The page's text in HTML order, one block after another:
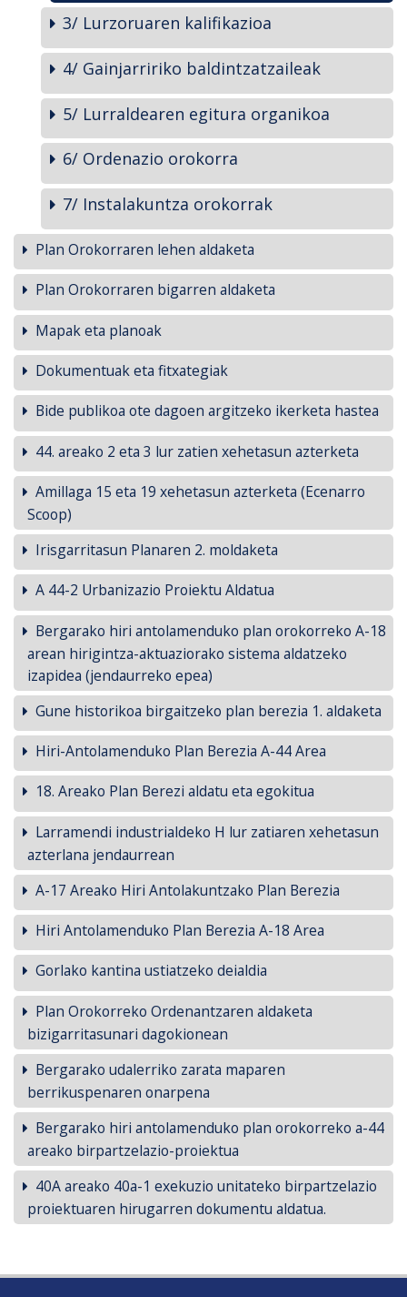
3/ Lurzoruaren kalifikazioa
4/ Gainjarririko baldintzatzaileak
5/ Lurraldearen egitura organikoa
6/ Ordenazio orokorra
7/ Instalakuntza orokorrak
Plan Orokorraren lehen aldaketa
Plan Orokorraren bigarren aldaketa
Mapak eta planoak
Dokumentuak eta fitxategiak
Bide publikoa ote dagoen argitzeko ikerketa hastea
44. areako 2 eta 3 lur zatien xehetasun azterketa
Amillaga 15 eta 19 xehetasun azterketa (Ecenarro
Scoop)
Irisgarritasun Planaren 2. moldaketa
A 44-2 Urbanizazio Proiektu Aldatua
Bergarako hiri antolamenduko plan orokorreko A-18
arean hirigintza-aktuaziorako sistema aldatzeko
izapidea (jendaurreko epea)
Gune historikoa birgaitzeko plan berezia 1. aldaketa
Hiri-Antolamenduko Plan Berezia A-44 Area
18. Areako Plan Berezi aldatu eta egokitua
Larramendi industrialdeko H lur zatiaren xehetasun
azterlana jendaurrean
A-17 Areako Hiri Antolakuntzako Plan Berezia
Hiri Antolamenduko Plan Berezia A-18 Area
Gorlako kantina ustiatzeko deialdia
Plan Orokorreko Ordenantzaren aldaketa
bizigarritasunari dagokionean
Bergarako udalerriko zarata maparen
berrikuspenaren onarpena
Bergarako hiri antolamenduko plan orokorreko a-44
areako birpartzelazio-proiektua
40A areako 40a-1 exekuzio unitateko birpartzelazio
proiektuaren hirugarren dokumentu aldatua.